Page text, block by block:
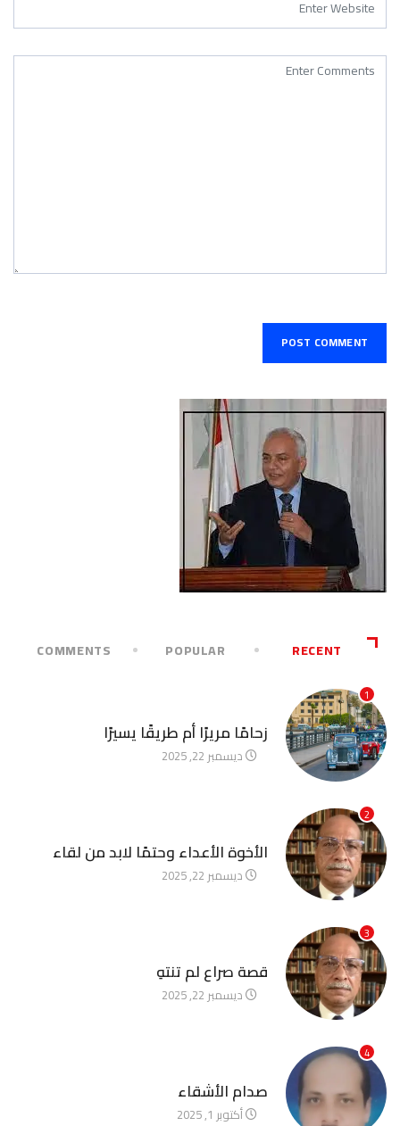
RECENT
POPULAR
COMMENTS
1
زحامًا مريرًا أم طريقًا يسيرًا
ديسمبر 22, 2025
2
الأخوة الأعداء وحتمًا لابد من لقاء
ديسمبر 22, 2025
3
قصة صراع لم تنتهِ
ديسمبر 22, 2025
4
صدام الأشقاء
أكتوبر 1, 2025